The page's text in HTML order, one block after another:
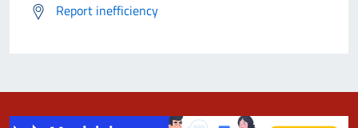
Report inefficiency